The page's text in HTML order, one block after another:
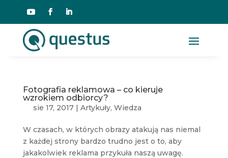
Fotografia reklamowa – co kieruje
wzrokiem odbiorcy?
sie 17, 2017| Artykuły, Wiedza
W czasach, w których obrazy atakują nas niemal
z każdej strony bardzo trudno jest o to, aby
jakakolwiek reklama przykuła naszą uwagę.